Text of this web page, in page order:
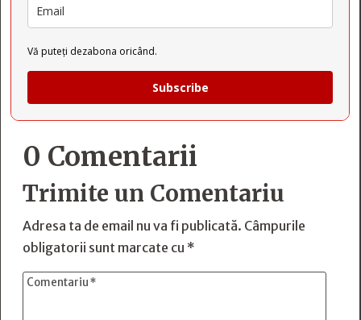
Vă puteți dezabona oricând.
Subscribe
0 Comentarii
Trimite un Comentariu
Adresa ta de email nu va fi publicată. Câmpurile
obligatorii sunt marcate cu *